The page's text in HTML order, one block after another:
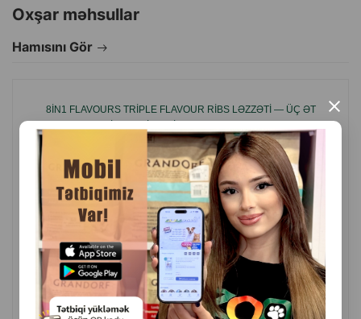
×
Oxşar məhsullar
Hamısını Gör
8IN1 FLAVOURS TRIPLE FLAVOUR RIBS LƏZZƏTI — ÜÇ ƏT
QABIRĞALARDIR: MAL DƏRISI, TOYUQ FILESI VƏ DONUZ
DƏRISI 4700.